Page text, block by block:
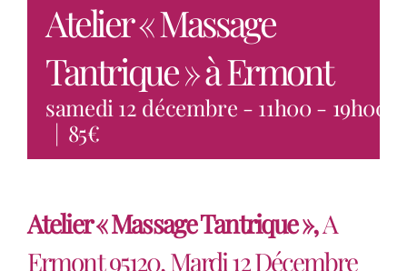
Programmes
Contact
Atelier « Massage
Tantrique » à Ermont
samedi 12 décembre - 11h00 - 19h00
| 85€
Atelier « Massage Tantrique »,A
Ermont 95120, Mardi 12 Décembre